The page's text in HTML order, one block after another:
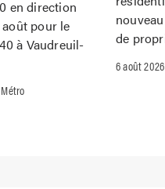
en direction
pour le
à Vaudreuil-
de
6 août